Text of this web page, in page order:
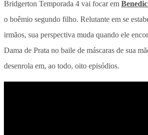
Bridgerton Temporada 4 vai focar em
o boêmio segundo filho. Relutante em se
irmãos, sua perspectiva muda quando ele
Dama de Prata no baile de máscaras de sua
desenrola em, ao todo, oito episódios.